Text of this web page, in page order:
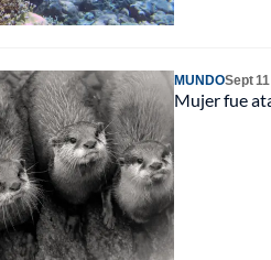
MUNDOSept 11
Mujer fue